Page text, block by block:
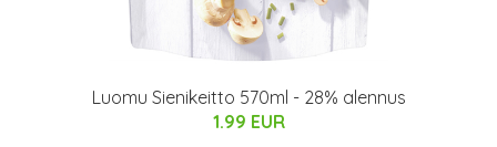
Luomu Sienikeitto 570ml - 28% alennus
1.99 EUR